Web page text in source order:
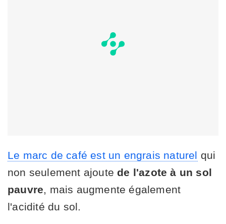
Le marc de café est un engrais naturel qui
non seulement ajoutede l'azote à un sol
pauvre, mais augmente également
l'acidité du sol.